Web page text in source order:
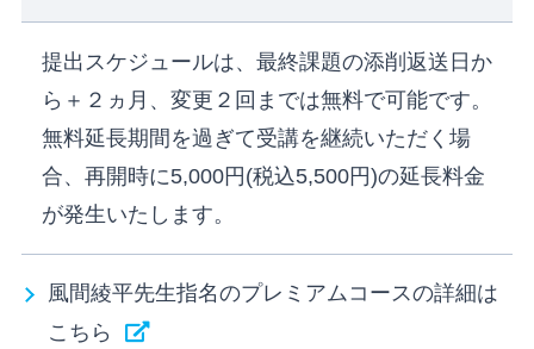
提出スケジュールは、最終課題の添削返送日か
ら＋２ヵ月、変更２回までは無料で可能です。
無料延長期間を過ぎて受講を継続いただく場
合、再開時に5,000円(税込5,500円)の延長料金
が発生いたします。
風間綾平先生指名のプレミアムコースの詳細は
こちら